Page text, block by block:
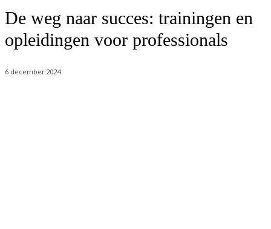
De weg naar succes: trainingen en
opleidingen voor professionals
6 december 2024